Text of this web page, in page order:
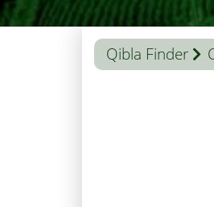
Qibla Finder